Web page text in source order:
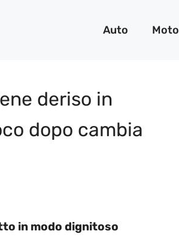
Auto Moto
deriso in
dopo cambia
in modo dignitoso